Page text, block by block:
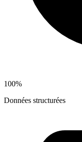
100%
Données structurées